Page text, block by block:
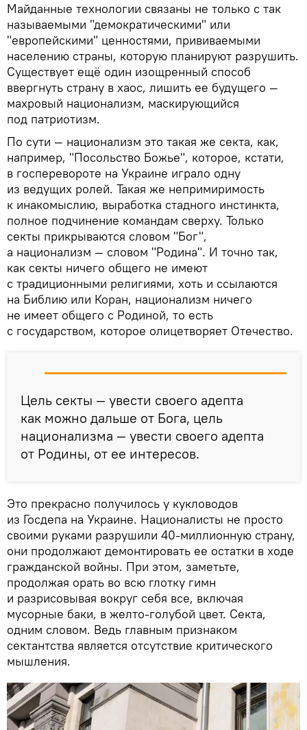
Майданные технологии связаны не только с так
называемыми "демократическими" или
"европейскими" ценностями, прививаемыми
населению страны, которую планируют разрушить.
Существует ещё один изощренный способ
ввергнуть страну в хаос, лишить ее будущего —
махровый национализм, маскирующийся
под патриотизм.
По сути — национализм это такая же секта, как,
например, "Посольство Божье", которое, кстати,
в госперевороте на Украине играло одну
из ведущих ролей. Такая же непримиримость
к инакомыслию, выработка стадного инстинкта,
полное подчинение командам сверху. Только
секты прикрываются словом "Бог",
а национализм — словом "Родина". И точно так,
как секты ничего общего не имеют
с традиционными религиями, хоть и ссылаются
на Библию или Коран, национализм ничего
не имеет общего с Родиной, то есть
с государством, которое олицетворяет Отечество.
Цель секты — увести своего адепта
как можно дальше от Бога, цель
национализма — увести своего адепта
от Родины, от ее интересов.
Это прекрасно получилось у кукловодов
из Госдепа на Украине. Националисты не просто
своими руками разрушили 40-миллионную страну,
они продолжают демонтировать ее остатки в ходе
гражданской войны. При этом, заметьте,
продолжая орать во всю глотку гимн
и разрисовывая вокруг себя все, включая
мусорные баки, в желто-голубой цвет. Секта,
одним словом. Ведь главным признаком
сектантства является отсутствие критического
мышления.